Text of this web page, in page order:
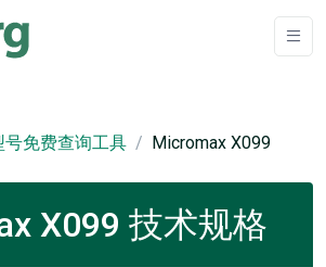
号免费查询工具 Micromax X099
X099 技术规格